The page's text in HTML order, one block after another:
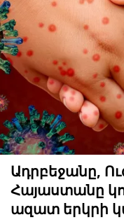
Ադրբեջանը,
Հայաստանը
ազատ երկրի